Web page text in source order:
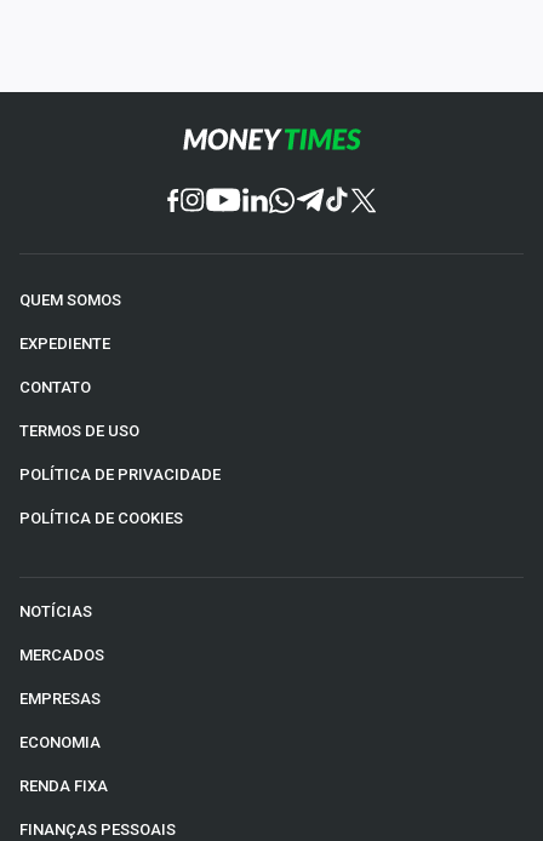
QUEM SOMOS
EXPEDIENTE
CONTATO
TERMOS DE USO
POLÍTICA DE PRIVACIDADE
POLÍTICA DE COOKIES
NOTÍCIAS
MERCADOS
EMPRESAS
ECONOMIA
RENDA FIXA
FINANÇAS PESSOAIS